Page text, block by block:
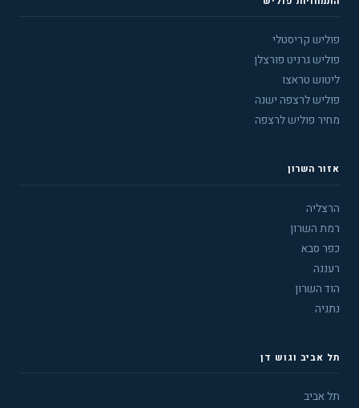
פוליש קריסטלי
פוליש גרניט פורצלן
ליטוש טראצו
פוליש לרצפה ישנה
מחיר פוליש לרצפה
אזור השרון
הרצליה
רמת השרון
כפר סבא
רעננה
הוד השרון
נתניה
תל אביב וגוש דן
תל אביב